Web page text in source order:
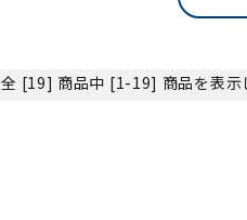
全 [19] 商品中 [1-19] 商品を表示